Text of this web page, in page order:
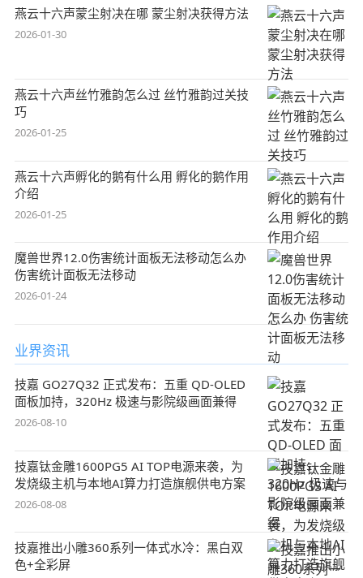
燕云十六声蒙尘射决在哪 蒙尘射决获得方法
2026-01-30
燕云十六声丝竹雅韵怎么过 丝竹雅韵过关技
巧
2026-01-25
燕云十六声孵化的鹅有什么用 孵化的鹅作用
介绍
2026-01-25
魔兽世界12.0伤害统计面板无法移动怎么办
伤害统计面板无法移动
2026-01-24
业界资讯
技嘉 GO27Q32 正式发布：五重 QD-OLED
面板加持，320Hz 极速与影院级画面兼得
2026-08-10
技嘉钛金雕1600PG5 AI TOP电源来袭，为
发烧级主机与本地AI算力打造旗舰供电方案
2026-08-08
技嘉推出小雕360系列一体式水冷：黑白双
色+全彩屏